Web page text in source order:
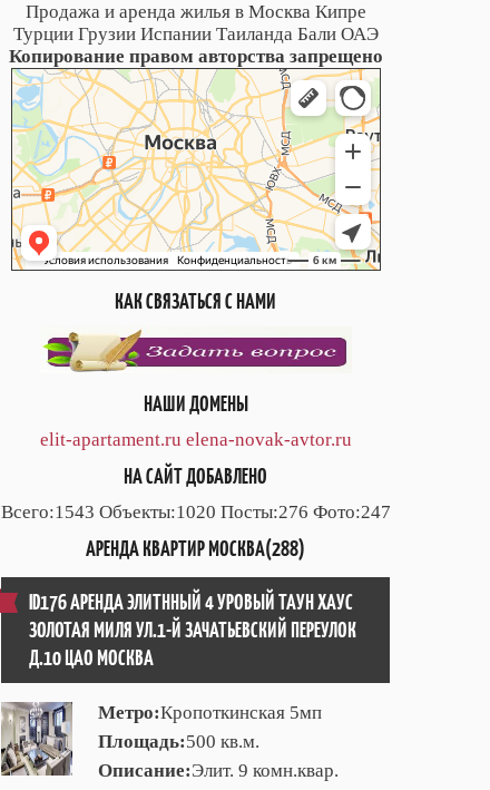
Продажа и аренда жилья в Москва Кипре
Турции Грузии Испании Таиланда Бали ОАЭ
Копирование правом авторства запрещено
КАК СВЯЗАТЬСЯ С НАМИ
НАШИ ДОМЕНЫ
elit-apartament.ru elena-novak-avtor.ru
НА САЙТ ДОБАВЛЕНО
Всего:1543 Объекты:1020 Посты:276 Фото:247
АРЕНДА КВАРТИР МОСКВА(288)
ID176 АРЕНДА ЭЛИТННЫЙ 4 УРОВЫЙ ТАУН ХАУС
ЗОЛОТАЯ МИЛЯ УЛ.1-Й ЗАЧАТЬЕВСКИЙ ПЕРЕУЛОК
Д.10 ЦАО МОСКВА
Метро:Кропоткинская 5мп
Площадь:500 кв.м.
Описание:Элит. 9 комн.квар.